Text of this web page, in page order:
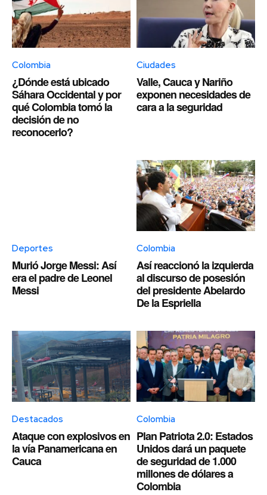
Colombia
¿Dónde está ubicado
Sáhara Occidental y por
qué Colombia tomó la
decisión de no
reconocerlo?
Ciudades
Valle, Cauca y Nariño
exponen necesidades de
cara a la seguridad
Deportes
Murió Jorge Messi: Así
era el padre de Leonel
Messi
Colombia
Así reaccionó la izquierda
al discurso de posesión
del presidente Abelardo
De la Espriella
Destacados
Ataque con explosivos en
la vía Panamericana en
Cauca
Colombia
Plan Patriota 2.0: Estados
Unidos dará un paquete
de seguridad de 1.000
millones de dólares a
Colombia